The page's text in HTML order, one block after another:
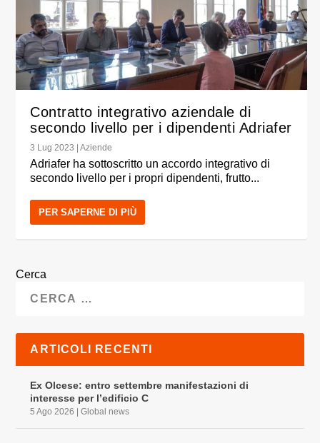
Contratto integrativo aziendale di
secondo livello per i dipendenti Adriafer
3 Lug 2023 |Aziende
Adriafer ha sottoscritto un accordo integrativo di
secondo livello per i propri dipendenti, frutto...
PER SAPERNE DI PIÙ
Cerca
ARTICOLI RECENTI
Ex Olcese: entro settembre manifestazioni di
interesse per l’edificio C
5 Ago 2026 |Global news